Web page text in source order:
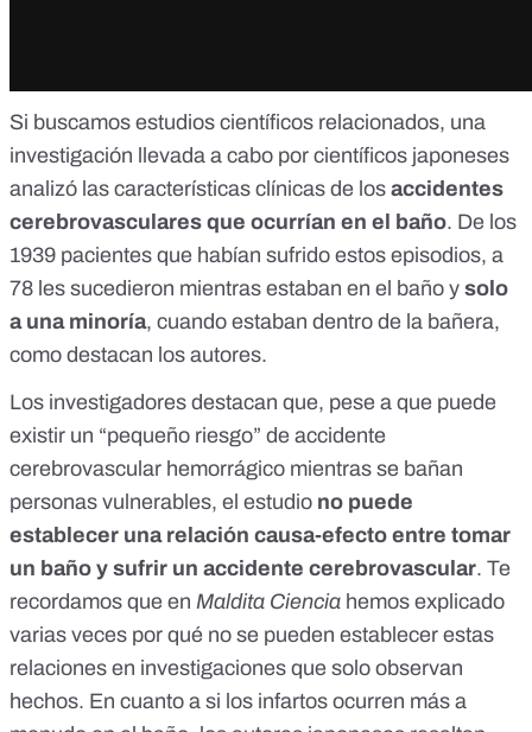
Si buscamos estudios científicos relacionados, una
investigación llevada a cabo por científicos japoneses
analizó las características clínicas de los accidentes
cerebrovasculares que ocurrían en el baño. De los
1939 pacientes que habían sufrido estos episodios, a
78 les sucedieron mientras estaban en el baño y solo
a una minoría, cuando estaban dentro de la bañera,
como destacan los autores.
Los investigadores destacan que, pese a que puede
existir un “pequeño riesgo” de accidente
cerebrovascular hemorrágico mientras se bañan
personas vulnerables, el estudio no puede
establecer una relación causa-efecto entre tomar
un baño y sufrir un accidente cerebrovascular. Te
recordamos que en Maldita Ciencia hemos explicado
varias veces por qué no se pueden establecer estas
relaciones en investigaciones que solo observan
hechos. En cuanto a si los infartos ocurren más a